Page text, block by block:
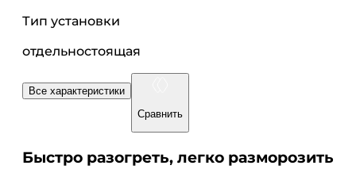
Тип установки
отдельностоящая
Все характеристики
Сравнить
Быстро разогреть, легко разморозить